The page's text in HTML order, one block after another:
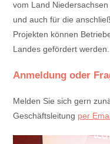
vom Land
und auch für die
Projekten können
Landes gefördert werden.
Anmeldung oder
Melden Sie sich gern
Geschäftsleitung per